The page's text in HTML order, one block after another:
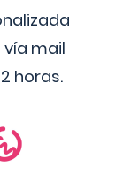
mail
horas.